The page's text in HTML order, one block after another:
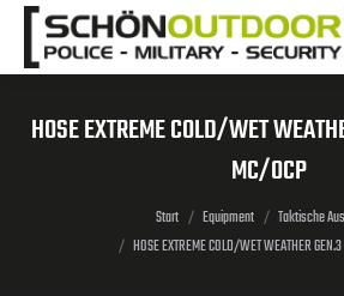
springen
HOSE EXTREME COLD/WET
MC/OCP
Sie befinden sich hier:
Start Equipment
Taktische
HOSE EXTREME COLD/WET WEATHER